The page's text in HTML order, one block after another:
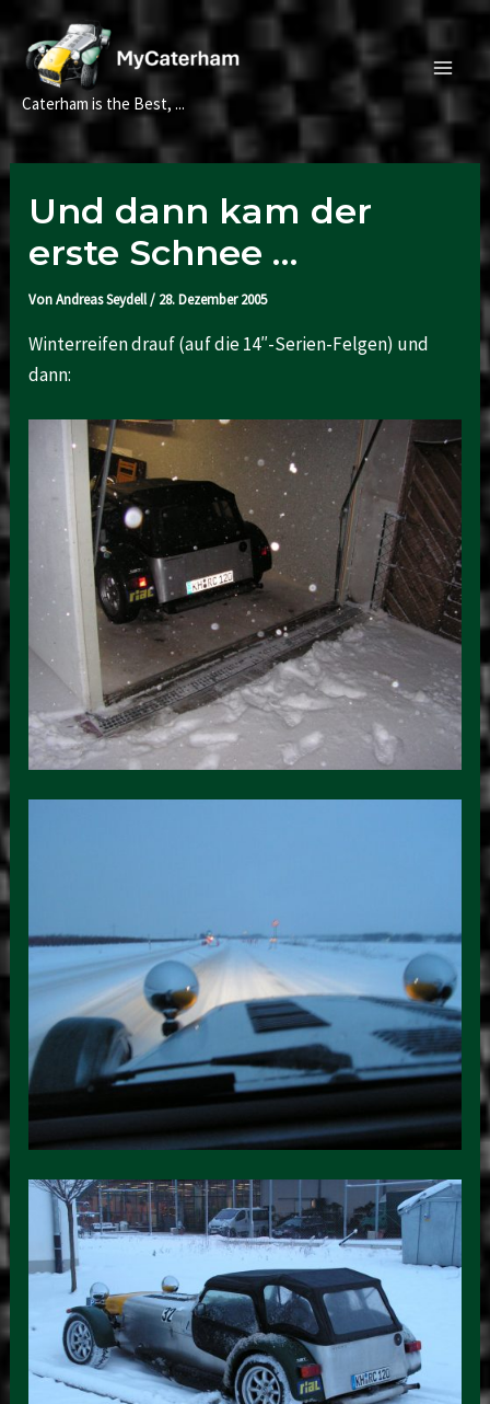
Inhalt
springen
Caterham is the Best, ...
Main
Und dann kam der
erste Schnee …
VonAndreas Seydell/ 28. Dezember 2005
Winterreifen drauf (auf die 14″-Serien-Felgen) und
dann: